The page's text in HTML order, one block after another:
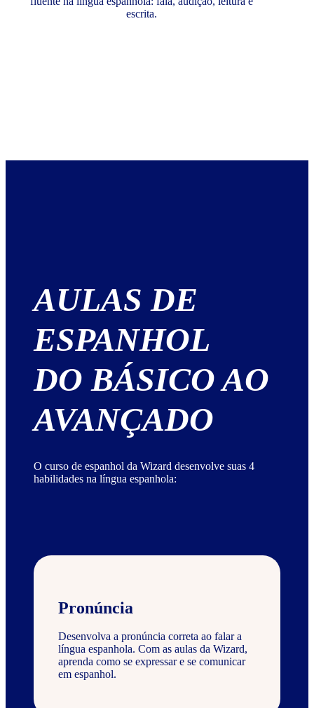
escrita.
AULAS DE
ESPANHOL
DO BÁSICO AO
AVANÇADO
O curso de espanhol da Wizard desenvolve suas 4
habilidades na língua espanhola:
Pronúncia
Desenvolva a pronúncia correta ao falar a
língua espanhola. Com as aulas da Wizard,
aprenda como se expressar e se comunicar
em espanhol.